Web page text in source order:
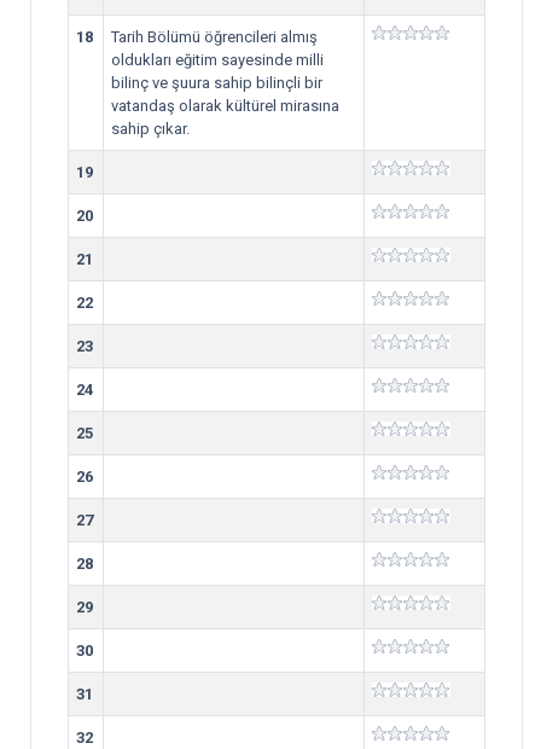
18
Tarih Bölümü öğrencileri almış
oldukları eğitim sayesinde milli
bilinç ve şuura sahip bilinçli bir
vatandaş olarak kültürel mirasına
sahip çıkar.
19
20
21
22
23
24
25
26
27
28
29
30
31
32